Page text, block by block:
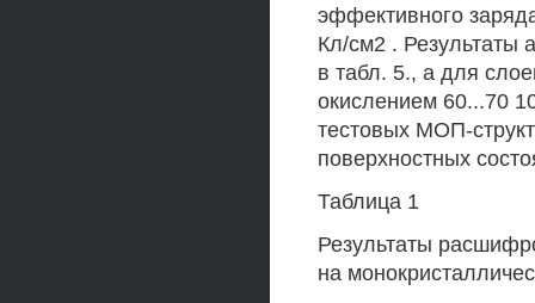
эффективного
Кл/см2 . Результаты
в табл. 5., а для
окислением 60...70
тестовых МОП-
поверхностных
Таблица 1
Результаты
на